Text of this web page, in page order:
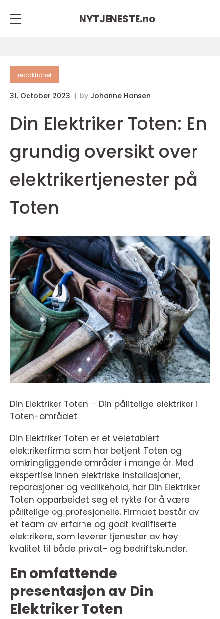
NYTJENESTE.no
redaktionel
31. October 2023 by Johanne Hansen
Din Elektriker Toten: En
grundig oversikt over
elektrikertjenester på
Toten
Din Elektriker Toten – Din pålitelige elektriker i
Toten-området
Din Elektriker Toten er et veletablert
elektrikerfirma som har betjent Toten og
omkringliggende områder i mange år. Med
ekspertise innen elektriske installasjoner,
reparasjoner og vedlikehold, har Din Elektriker
Toten opparbeidet seg et rykte for å være
pålitelige og profesjonelle. Firmaet består av
et team av erfarne og godt kvalifiserte
elektrikere, som leverer tjenester av høy
kvalitet til både privat- og bedriftskunder.
En omfattende
presentasjon av Din
Elektriker Toten